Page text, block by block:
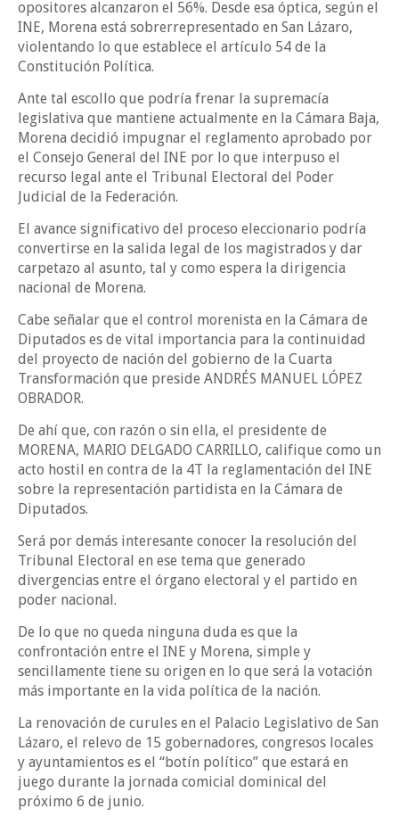
opositores alcanzaron el 56%. Desde esa óptica, según el
INE, Morena está sobrerrepresentado en San Lázaro,
violentando lo que establece el artículo 54 de la
Constitución Política.
Ante tal escollo que podría frenar la supremacía
legislativa que mantiene actualmente en la Cámara Baja,
Morena decidió impugnar el reglamento aprobado por
el Consejo General del INE por lo que interpuso el
recurso legal ante el Tribunal Electoral del Poder
Judicial de la Federación.
El avance significativo del proceso eleccionario podría
convertirse en la salida legal de los magistrados y dar
carpetazo al asunto, tal y como espera la dirigencia
nacional de Morena.
Cabe señalar que el control morenista en la Cámara de
Diputados es de vital importancia para la continuidad
del proyecto de nación del gobierno de la Cuarta
Transformación que preside ANDRÉS MANUEL LÓPEZ
OBRADOR.
De ahí que, con razón o sin ella, el presidente de
MORENA, MARIO DELGADO CARRILLO, califique como un
acto hostil en contra de la 4T la reglamentación del INE
sobre la representación partidista en la Cámara de
Diputados.
Será por demás interesante conocer la resolución del
Tribunal Electoral en ese tema que generado
divergencias entre el órgano electoral y el partido en
poder nacional.
De lo que no queda ninguna duda es que la
confrontación entre el INE y Morena, simple y
sencillamente tiene su origen en lo que será la votación
más importante en la vida política de la nación.
La renovación de curules en el Palacio Legislativo de San
Lázaro, el relevo de 15 gobernadores, congresos locales
y ayuntamientos es el “botín político” que estará en
juego durante la jornada comicial dominical del
próximo 6 de junio.